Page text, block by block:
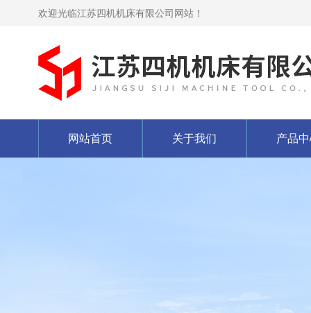
欢迎光临江苏四机机床有限公司网站！
网站首页 关于我们 产品